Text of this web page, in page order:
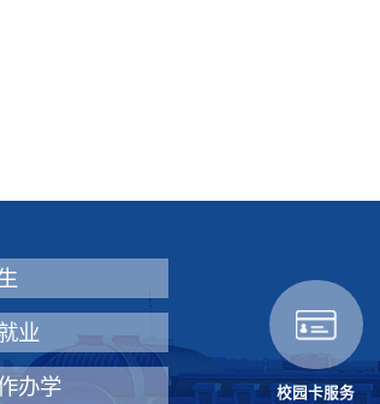
业
办学 校园卡服务